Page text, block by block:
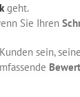
geht.
Sie Ihren
sein, seine